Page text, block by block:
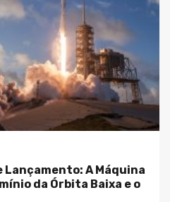
Lançamento: A Máquina
da Órbita Baixa e o